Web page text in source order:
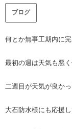
ブログ
何とか無事工期内に
最初の週は天気も悪
二週目が天気が良か
大石防水様にも応援